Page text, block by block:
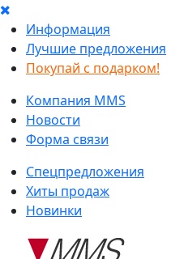
Информация
Лучшие предложения
Покупай с подарком!
Компания MMS
Новости
Форма связи
Спецпредложения
Хиты продаж
Новинки